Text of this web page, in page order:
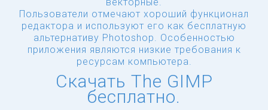
Пользователи отмечают хороший функционал
редактора и используют его как бесплатную
альтернативу Photoshop. Особенностью
приложения являются низкие требования к
ресурсам компьютера.
Скачать The GIMP
бесплатно.